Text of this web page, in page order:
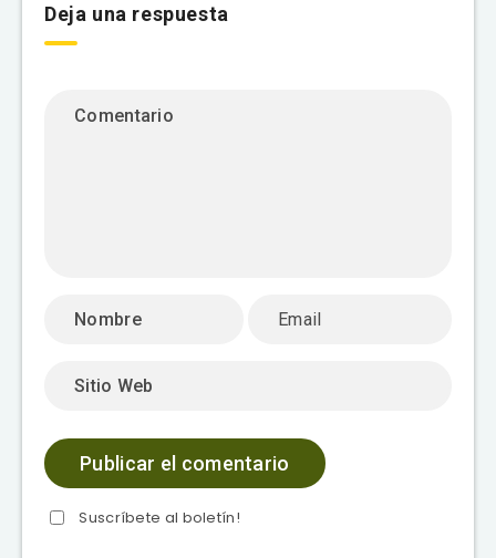
Deja una respuesta
Suscríbete al boletín!